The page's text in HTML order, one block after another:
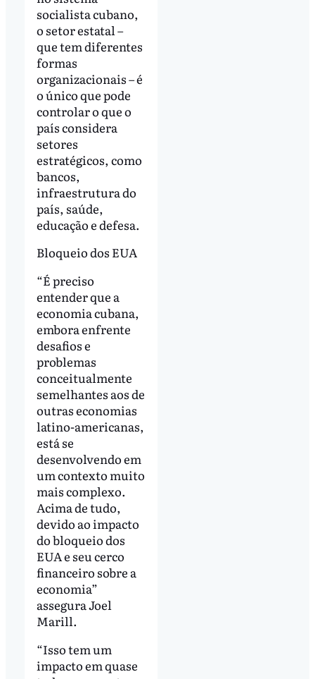
socialista cubano,
o setor estatal –
que tem diferentes
formas
organizacionais – é
o único que pode
controlar o que o
país considera
setores
estratégicos, como
bancos,
infraestrutura do
país, saúde,
educação e defesa.
Bloqueio dos EUA
“É preciso
entender que a
economia cubana,
embora enfrente
desafios e
problemas
conceitualmente
semelhantes aos de
outras economias
latino-americanas,
está se
desenvolvendo em
um contexto muito
mais complexo.
Acima de tudo,
devido ao impacto
do bloqueio dos
EUA e seu cerco
financeiro sobre a
economia”
assegura Joel
Marill.
“Isso tem um
impacto em quase